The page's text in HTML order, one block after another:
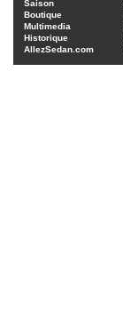
Saison
Boutique
Multimedia
Historique
AllezSedan.com